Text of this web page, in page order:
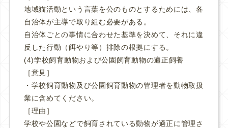
地域猫活動という言葉を公のものとするためには、各
自治体が主導で取り組む必要がある。
自治体ごとの事情に合わせた基準を決めて、それに違
反した行動（餌やり等）排除の根拠にする。
(4)学校飼育動物および公園飼育動物の適正飼養
［意見］
・学校飼育動物及び公園飼育動物の管理者を動物取扱
業に含めてください。
［理由］
学校や公園などで飼育されている動物が適正に管理さ